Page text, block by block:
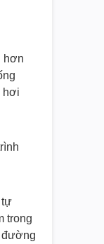
hơn
hơi
tự
trong
đường